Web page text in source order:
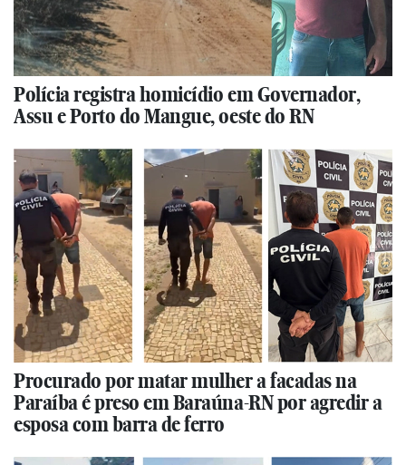
Polícia registra homicídio em Governador,
Assu e Porto do Mangue, oeste do RN
Procurado por matar mulher a facadas na
Paraíba é preso em Baraúna-RN por agredir a
esposa com barra de ferro